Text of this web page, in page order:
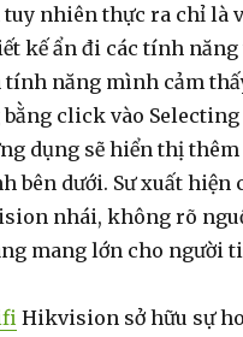
nhiên thực ra chỉ là
kế ẩn đi các tính năng
tính năng mình cảm
click vào
dụng sẽ hiển thị
bên dưới. Sư xuất hiện
nhái, không rõ
mang lớn cho người
Hikvision sở hữu sự